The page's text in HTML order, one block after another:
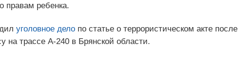
правам ребенка.
уголовное делопо статье о террористическом акте после
на трассе А-240 в Брянской области.